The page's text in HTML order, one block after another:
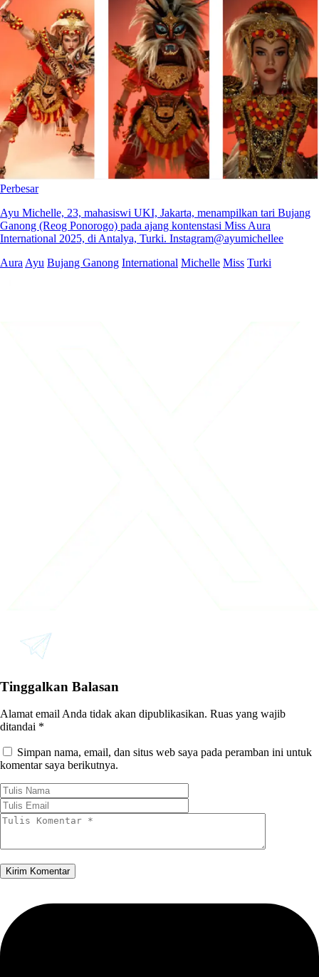
Perbesar
Ayu Michelle, 23, mahasiswi UKI, Jakarta, menampilkan tari Bujang
Ganong (Reog Ponorogo) pada ajang kontenstasi Miss Aura
International 2025, di Antalya, Turki. Instagram@ayumichellee
Aura Ayu Bujang Ganong International Michelle Miss Turki
Tinggalkan Balasan
Alamat email Anda tidak akan dipublikasikan. Ruas yang wajib
ditandai *
Simpan nama, email, dan situs web saya pada peramban ini untuk
komentar saya berikutnya.